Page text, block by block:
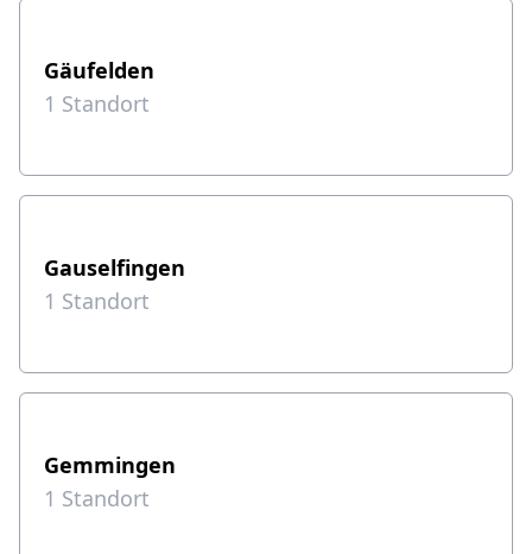
Gäufelden
1 Standort
Gauselfingen
1 Standort
Gemmingen
1 Standort